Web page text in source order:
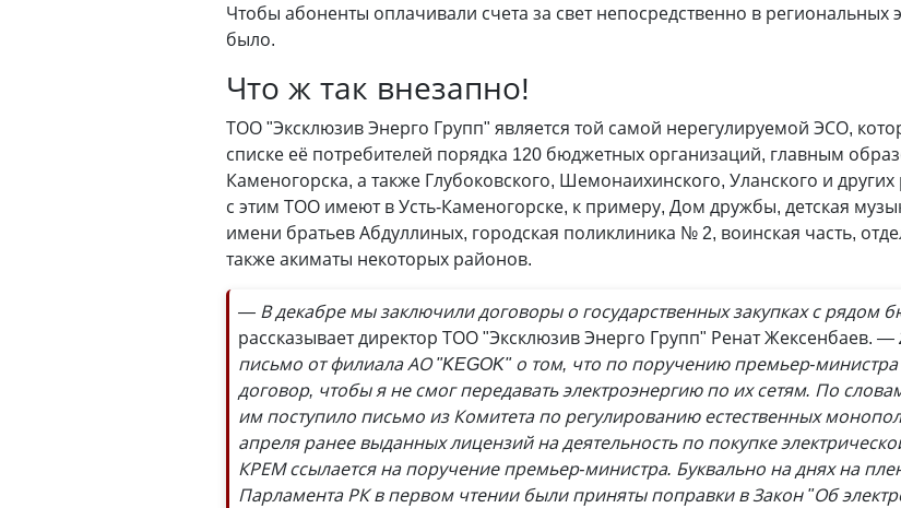
Чтобы абоненты оплачивали счета за свет непосредственно в региональных
было.
Что ж так внезапно!
ТОО "Эксклюзив Энерго Групп" является той самой нерегулируемой ЭСО,
списке её потребителей порядка 120 бюджетных организаций, главным
Каменогорска, а также Глубоковского, Шемонаихинского, Уланского и
с этим ТОО имеют в Усть-Каменогорске, к примеру, Дом дружбы, детская
имени братьев Абдуллиных, городская поликлиника № 2, воинская часть,
также акиматы некоторых районов.
— В декабре мы заключили договоры о государственных закупках с рядом
рассказывает директор ТОО "Эксклюзив Энерго Групп" Ренат Жексенбаев. —
письмо от филиала АО "KEGOK" о том, что по поручению премьер-министра
договор, чтобы я не смог передавать электроэнергию по их сетям. По
им поступило письмо из Комитета по регулированию естественных
апреля ранее выданных лицензий на деятельность по покупке
КРЕМ ссылается на поручение премьер-министра. Буквально на днях на
Парламента РК в первом чтении были приняты поправки в Закон "Об